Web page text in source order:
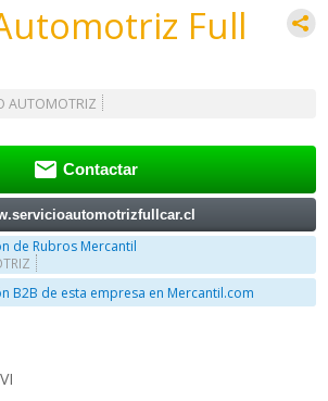
Full
AUTOMOTRIZ
 Contactar
de Rubros Mercantil
B2B de esta empresa en Mercantil.com